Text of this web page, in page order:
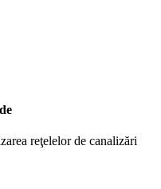
reţelelor de canalizări